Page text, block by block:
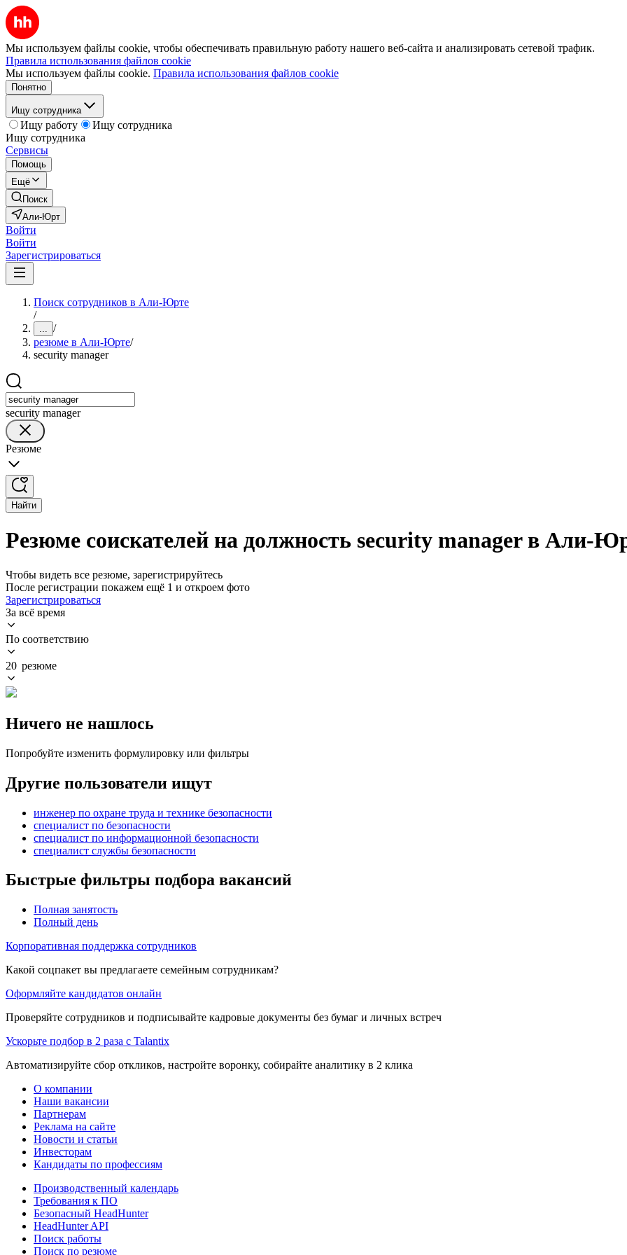
Мы используем файлы cookie, чтобы обеспечивать правильную работу нашего веб-сайта и анализировать сетевой трафик.
Правила использования файлов cookie
Мы используем файлы cookie. Правила использования файлов cookie
Понятно
Ищу сотрудника
Ищу работу
Ищу сотрудника
Ищу сотрудника
Сервисы
Помощь
Ещё
Поиск
Али-Юрт
Войти
Войти
Зарегистрироваться
Поиск сотрудников в Али-Юрте
/
... /
резюме в Али-Юрте/
security manager
security manager
Резюме
Найти
Резюме соискателей на должность security manager в Али-
Чтобы видеть все резюме, зарегистрируйтесь
После регистрации покажем ещё 1 и откроем фото
Зарегистрироваться
За всё время
По соответствию
20 резюме
Ничего не нашлось
Попробуйте изменить формулировку или фильтры
Другие пользователи ищут
инженер по охране труда и технике безопасности
специалист по безопасности
специалист по информационной безопасности
специалист службы безопасности
Быстрые фильтры подбора вакансий
Полная занятость
Полный день
Корпоративная поддержка сотрудников
Какой соцпакет вы предлагаете семейным сотрудникам?
Оформляйте кандидатов онлайн
Проверяйте сотрудников и подписывайте кадровые документы без бумаг и личных встреч
Ускорьте подбор в 2 раза с Talantix
Автоматизируйте сбор откликов, настройте воронку, собирайте аналитику в 2 клика
О компании
Наши вакансии
Партнерам
Реклама на сайте
Новости и статьи
Инвесторам
Кандидаты по профессиям
Производственный календарь
Требования к ПО
Безопасный HeadHunter
HeadHunter API
Поиск работы
Поиск по резюме